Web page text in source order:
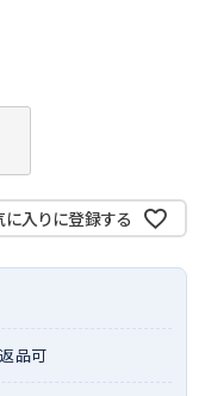
に入りに登録する
品可